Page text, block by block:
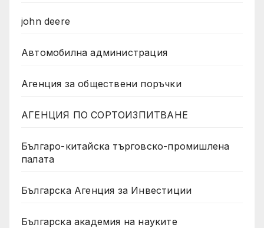
john deere
Автомобилна администрация
Агенция за обществени поръчки
АГЕНЦИЯ ПО СОРТОИЗПИТВАНЕ
Българо-китайска търговско-промишлена
палата
Българска Агенция за Инвестиции
Българска академия на науките